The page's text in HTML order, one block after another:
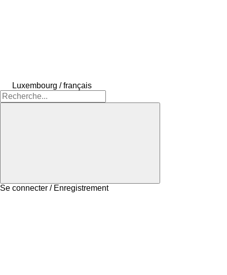
Luxembourg / français
Se connecter / Enregistrement